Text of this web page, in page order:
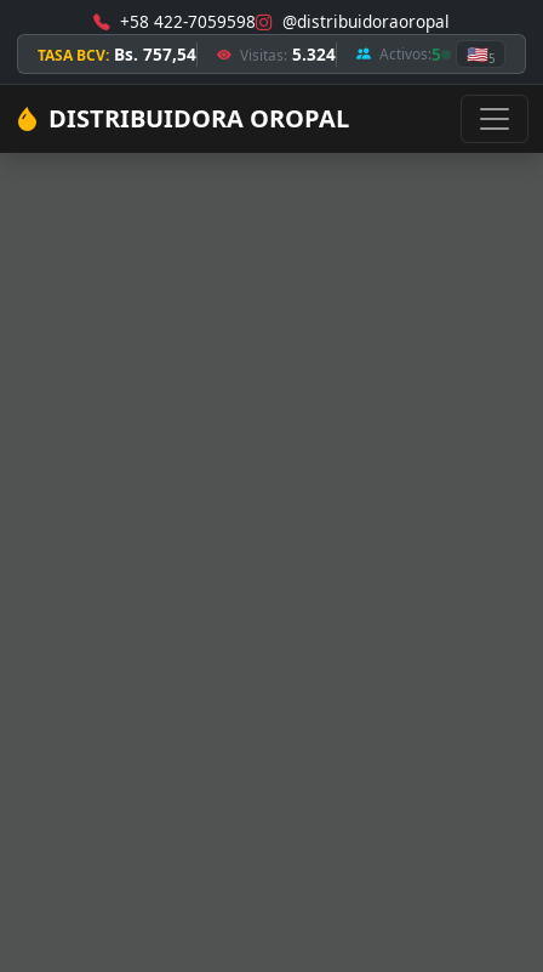
+58 422-7059598 @distribuidoraoropal
TASA BCV: Bs. 757,54 Visitas: 5.324 Activos:5 🇺🇸5
DISTRIBUIDORA OROPAL